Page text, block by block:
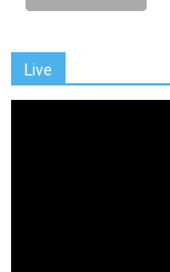
Live